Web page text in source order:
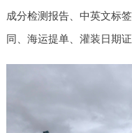
成分检测报告、中英文标
同、海运提单、灌装日期证